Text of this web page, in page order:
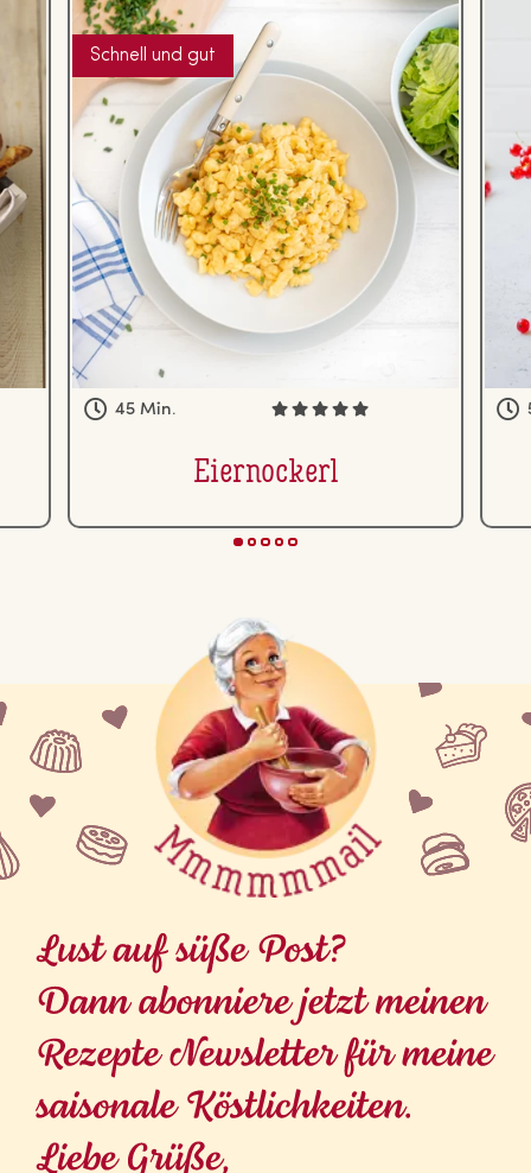
Schnell und gut
45 Min.
Ei­er­no­ckerl